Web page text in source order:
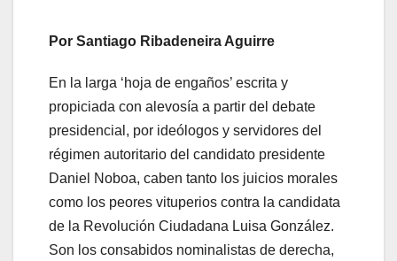
Por Santiago Ribadeneira Aguirre
En la larga ‘hoja de engaños’ escrita y
propiciada con alevosía a partir del debate
presidencial, por ideólogos y servidores del
régimen autoritario del candidato presidente
Daniel Noboa, caben tanto los juicios morales
como los peores vituperios contra la candidata
de la Revolución Ciudadana Luisa González.
Son los consabidos nominalistas de derecha,